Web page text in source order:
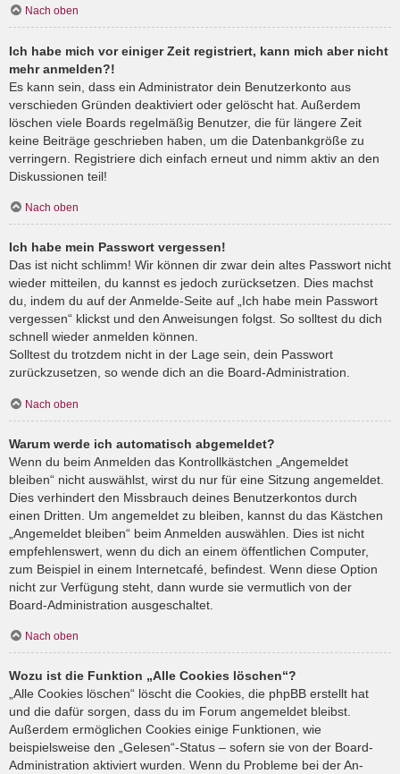
Nach oben
Ich habe mich vor einiger Zeit registriert, kann mich aber nicht
mehr anmelden?!
Es kann sein, dass ein Administrator dein Benutzerkonto aus
verschieden Gründen deaktiviert oder gelöscht hat. Außerdem
löschen viele Boards regelmäßig Benutzer, die für längere Zeit
keine Beiträge geschrieben haben, um die Datenbankgröße zu
verringern. Registriere dich einfach erneut und nimm aktiv an den
Diskussionen teil!
Nach oben
Ich habe mein Passwort vergessen!
Das ist nicht schlimm! Wir können dir zwar dein altes Passwort nicht
wieder mitteilen, du kannst es jedoch zurücksetzen. Dies machst
du, indem du auf der Anmelde-Seite auf „Ich habe mein Passwort
vergessen“ klickst und den Anweisungen folgst. So solltest du dich
schnell wieder anmelden können.
Solltest du trotzdem nicht in der Lage sein, dein Passwort
zurückzusetzen, so wende dich an die Board-Administration.
Nach oben
Warum werde ich automatisch abgemeldet?
Wenn du beim Anmelden das Kontrollkästchen „Angemeldet
bleiben“ nicht auswählst, wirst du nur für eine Sitzung angemeldet.
Dies verhindert den Missbrauch deines Benutzerkontos durch
einen Dritten. Um angemeldet zu bleiben, kannst du das Kästchen
„Angemeldet bleiben“ beim Anmelden auswählen. Dies ist nicht
empfehlenswert, wenn du dich an einem öffentlichen Computer,
zum Beispiel in einem Internetcafé, befindest. Wenn diese Option
nicht zur Verfügung steht, dann wurde sie vermutlich von der
Board-Administration ausgeschaltet.
Nach oben
Wozu ist die Funktion „Alle Cookies löschen“?
„Alle Cookies löschen“ löscht die Cookies, die phpBB erstellt hat
und die dafür sorgen, dass du im Forum angemeldet bleibst.
Außerdem ermöglichen Cookies einige Funktionen, wie
beispielsweise den „Gelesen“-Status – sofern sie von der Board-
Administration aktiviert wurden. Wenn du Probleme bei der An-